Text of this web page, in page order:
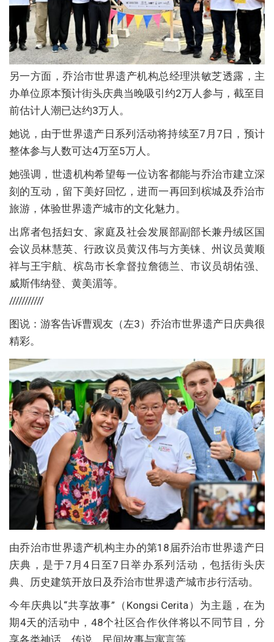
另一方面，乔治市世界遗产机构总经理洪敏芝透露，主
办单位原本预计街头庆典当晚吸引约2万人参与，截至目
前估计人潮已达约3万人。
她说，由于世界遗产日系列活动将持续至7月7日，预计
整体参与人数可达4万至5万人。
她强调，世遗机构希望每一位访客都能与乔治市建立深
刻的互动，留下美好回忆，进而一再回到槟城及乔治市
旅游，体验世界遗产城市的文化魅力。
出席者包括妇女、家庭及社会发展部副部长兼丹绒区国
会议员林慧英、行政议员黄汉伟与方美铼、州议员黄顺
祥与王宇航、槟岛市长拿督拉詹德兰、市议员胡佑强、
威斯伟纳登、黄美湄等。
///////////
图说：游客告诉曹观友（左3）乔治市世界遗产日庆典很
精彩。
由乔治市世界遗产机构主办的第18届乔治市世界遗产日
庆典，是于7月4日至7日举办系列活动，包括街头庆
典、历史建筑开放日及乔治市世界遗产城市步行活动。
今年庆典以“共享故事”（Kongsi Cerita）为主题，在为
期4天的活动中，48个社区合作伙伴将以不同节目，分
享各类神话、传说、民间故事与寓言等。